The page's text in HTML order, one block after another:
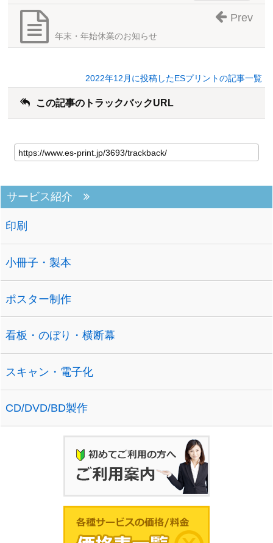
年末・年始休業のお知らせ
Prev
2022年12月に投稿したESプリントの記事一覧
この記事のトラックバックURL
サービス紹介
印刷
小冊子・製本
ポスター制作
看板・のぼり・横断幕
スキャン・電子化
CD/DVD/BD製作